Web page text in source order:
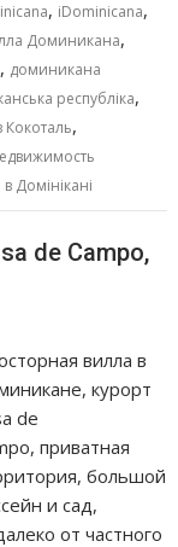
, iDominicana,
Доминикана,
, доминикана
республіка,
Кокоталь,
в Домінікані
de Campo,
вилла в
курорт
de
приватная
большой
и сад,
от частного